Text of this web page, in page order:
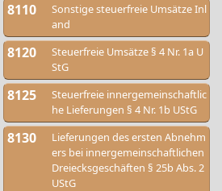
8110
Sonstige steuerfreie Umsätze Inl
and
8120
Steuerfreie Umsätze § 4 Nr. 1a U
StG
8125
Steuerfreie innergemeinschaftlic
he Lieferungen § 4 Nr. 1b UStG
8130
Lieferungen des ersten Abnehm
ers bei innergemeinschaftlichen
Dreiecksgeschäften § 25b Abs. 2
UStG